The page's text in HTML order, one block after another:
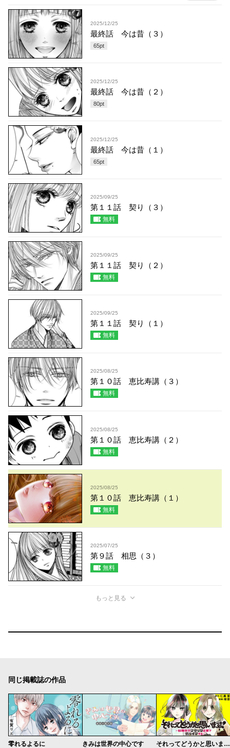
2025/12/25
最終話 今は昔（３）
65pt
2025/12/25
最終話 今は昔（２）
80pt
2025/12/25
最終話 今は昔（１）
65pt
2025/09/25
第１１話 契り（３）
無料
2025/09/25
第１１話 契り（２）
無料
2025/09/25
第１１話 契り（１）
無料
2025/08/25
第１０話 恵比寿講（３）
無料
2025/08/25
第１０話 恵比寿講（２）
無料
2025/08/25
第１０話 恵比寿講（１）
無料
2025/07/25
第９話 相思（３）
無料
もっと見る
同じ掲載誌の作品
零れるよるに きみは世界の中心です それってどうかと思います！～転職女子、ブラック企業でサバイブする。～